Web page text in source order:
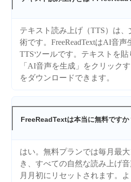
テキスト読み上げ（TTS）は
術です。FreeReadTextはAI音
TTSツールです。テキストを貼
「AI音声を生成」をクリック
をダウンロードできます。
FreeReadTextは本当に無料ですか
はい。無料プランでは毎月最
き、すべての自然な読み上げ
月月初にリセットされます。